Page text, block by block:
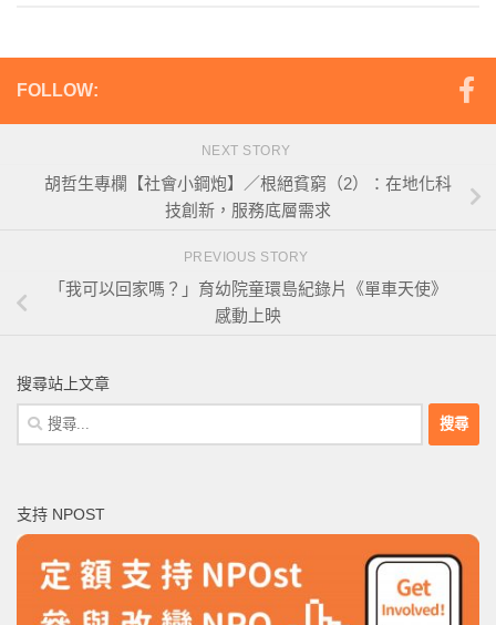
FOLLOW:
NEXT STORY
胡哲生專欄【社會小鋼炮】／根絕貧窮（2）：在地化科
技創新，服務底層需求
PREVIOUS STORY
「我可以回家嗎？」育幼院童環島紀錄片《單車天使》
感動上映
搜尋站上文章
搜
尋
字:
支持 NPOST